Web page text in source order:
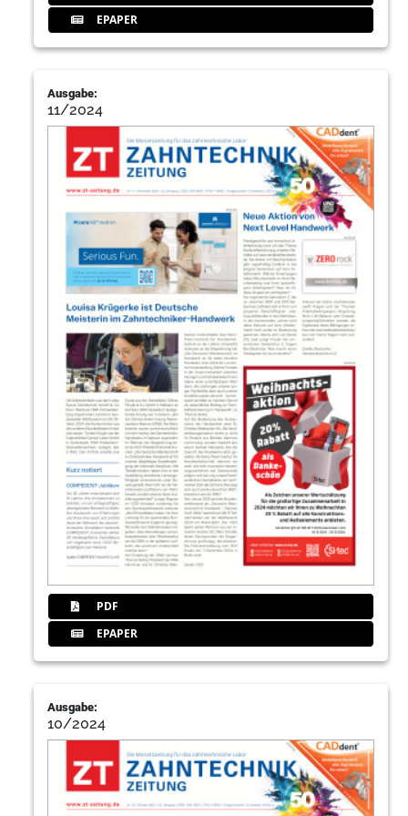
EPAPER
Ausgabe:
11/2024
PDF
EPAPER
Ausgabe:
10/2024